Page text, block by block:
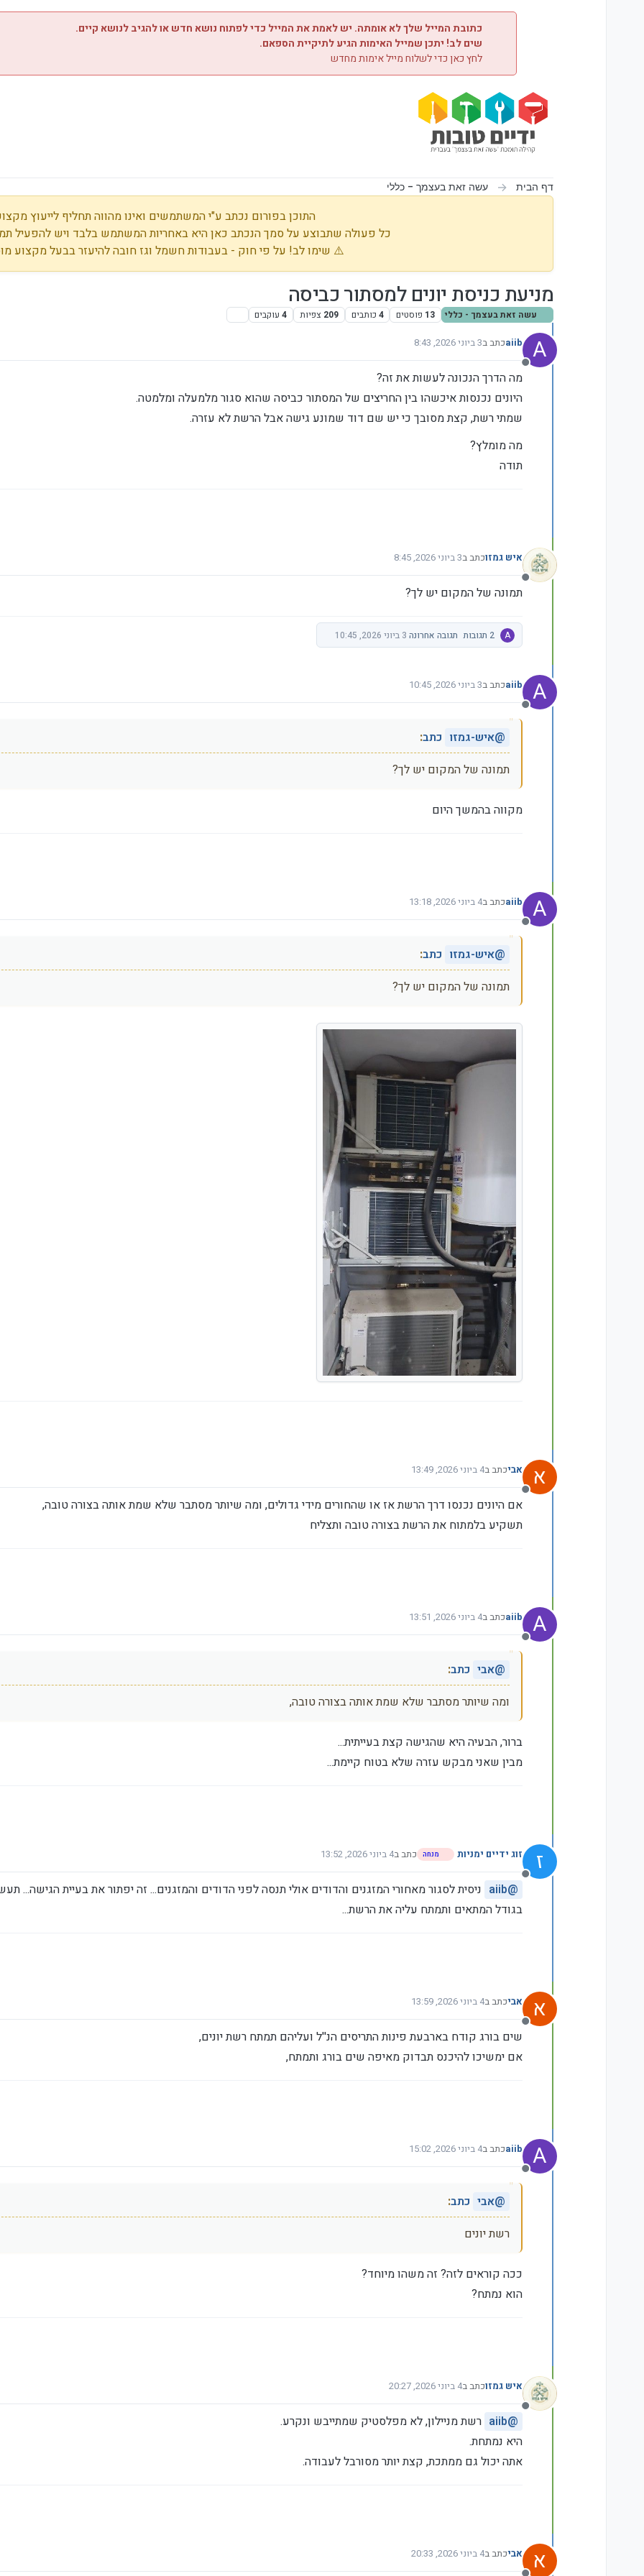
כתובת המייל שלך לא אומתה. יש לאמת את המייל כדי לפתוח נושא חדש או להגיב לנושא קיים.
שים לב! יתכן שמייל האימות הגיע לתיקיית הספאם.
לחץ כאן כדי לשלוח מייל אימות מחדש
דף הבית עשה זאת בעצמך - כללי
התוכן בפורום נכתב ע"י המשתמשים ואינו מהווה תחליף לייעוץ
כל פעולה שתבוצע על סמך הנכתב כאן היא באחריות המשתמש בלבד ויש להפעיל
⚠️ שימו לב! על פי חוק - בעבודות חשמל וגז חובה להיעזר בבעל מקצוע
מניעת כניסת יונים למסתור כביסה
עשה זאת בעצמך - כללי 13 פוסטים 4 כותבים 209 צפיות 4 עוקבים
A
מנותק
aiibכתב ב3 ביוני 2026, 8:43
נערך לאחרונה על ידי aiib
מה הדרך הנכונה לעשות את זה?
היונים נכנסות איכשהו בין החריצים של המסתור כביסה שהוא סגור מלמעלה ומלמטה.
שמתי רשת, קצת מסובך כי יש שם דוד שמונע גישה אבל הרשת לא עזרה.
מה מומלץ?
תודה
מנותק
איש גמזוכתב ב3 ביוני 2026, 8:45
נערך לאחרונה על ידי
תמונה של המקום יש לך?
A 2 תגובות תגובה אחרונה 3 ביוני 2026, 10:45
A
מנותק
aiibכתב ב3 ביוני 2026, 10:45
נערך לאחרונה על ידי
@איש-גמזו כתב:
תמונה של המקום יש לך?
מקווה בהמשך היום
A
מנותק
aiibכתב ב4 ביוני 2026, 13:18
נערך לאחרונה על ידי
@איש-גמזו כתב:
תמונה של המקום יש לך?
א
מנותק
אביכתב ב4 ביוני 2026, 13:49
נערך לאחרונה על ידי
אם היונים נכנסו דרך הרשת אז או שהחורים מידי גדולים, ומה שיותר מסתבר שלא שמת אותה בצורה טובה,
תשקיע בלמתוח את הרשת בצורה טובה ותצליח
A
מנותק
aiibכתב ב4 ביוני 2026, 13:51
נערך לאחרונה על ידי
@אבי כתב:
ומה שיותר מסתבר שלא שמת אותה בצורה טובה,
ברור, הבעיה היא שהגישה קצת בעייתית...
מבין שאני מבקש עזרה שלא בטוח קיימת...
ז
מנותק
זוג ידיים ימניות מנחה כתב ב4 ביוני 2026, 13:52
נערך לאחרונה על ידי זוג ידיים ימניות
@
aiib ניסית לסגור מאחורי המזגנים והדודים אולי תנסה לפני הדודים והמזגנים... זה יפתור את בעיית הגישה...
בגודל המתאים ותמתח עליה את הרשת...
א
מנותק
אביכתב ב4 ביוני 2026, 13:59
נערך לאחרונה על ידי
שים בורג קודח בארבעת פינות התריסים הנ''ל ועליהם תמתח רשת יונים,
אם ימשיכו להיכנס תבדוק מאיפה שים בורג ותמתח,
A
מנותק
aiibכתב ב4 ביוני 2026, 15:02
נערך לאחרונה על ידי
@אבי כתב:
רשת יונים
ככה קוראים לזה? זה משהו מיוחד?
הוא נמתח?
מנותק
איש גמזוכתב ב4 ביוני 2026, 20:27
נערך לאחרונה על ידי
@
aiib רשת מניילון, לא מפלסטיק שמתייבש ונקרע.
היא נמתחת.
אתה יכול גם ממתכת, קצת יותר מסורבל לעבודה.
א אביכתב ב4 ביוני 2026, 20:33
נערך לאחרונה על ידי admin6 באפר׳ 2026, 20:42